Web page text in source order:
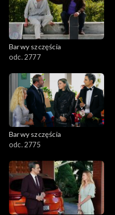
Barwy szczęścia
odc. 2777
Barwy szczęścia
odc. 2775